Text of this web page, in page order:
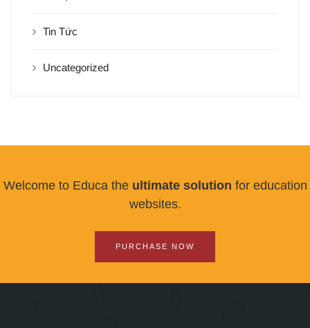
Tin Tức
Uncategorized
Welcome to Educa the ultimate solution for education
websites.
PURCHASE NOW